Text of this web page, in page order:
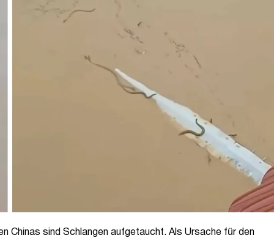
Chinas sind Schlangen aufgetaucht. Als Ursache für den